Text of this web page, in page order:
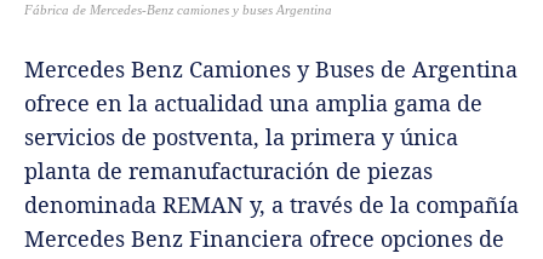
Fábrica de Mercedes-Benz camiones y buses Argentina
Mercedes Benz Camiones y Buses de Argentina
ofrece en la actualidad una amplia gama de
servicios de postventa, la primera y única
planta de remanufacturación de piezas
denominada REMAN y, a través de la compañía
Mercedes Benz Financiera ofrece opciones de